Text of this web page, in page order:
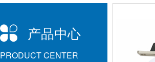
产品中心
PRODUCT CENTER